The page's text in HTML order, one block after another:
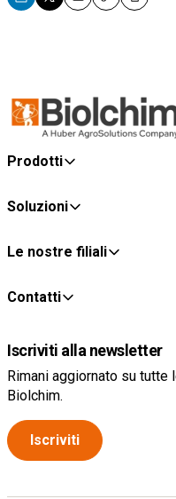
EmailCopyPrint
Prodotti
Soluzioni
Le nostre filiali
Contatti
Iscriviti alla newsletter
Rimani aggiornato su tutte
Biolchim.
Iscriviti